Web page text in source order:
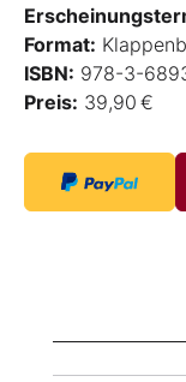
Format:
ISBN: 978-3-
Preis: 39,90 €